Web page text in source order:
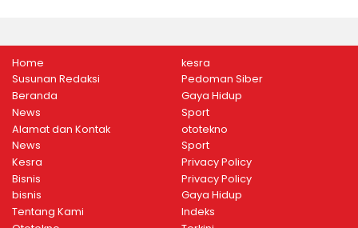
Home
Susunan Redaksi
Beranda
News
Alamat dan Kontak
News
Kesra
Bisnis
bisnis
Tentang Kami
kesra
Pedoman Siber
Gaya Hidup
Sport
ototekno
Sport
Privacy Policy
Privacy Policy
Gaya Hidup
Indeks